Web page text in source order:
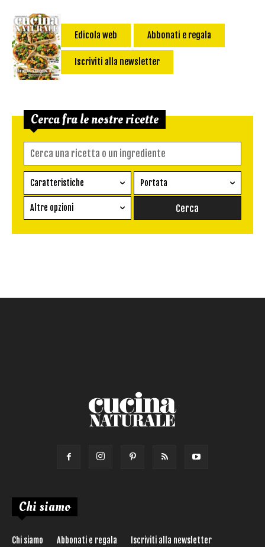
Edicola web Abbonati e regala
Iscriviti alla newsletter
Cerca fra le nostre ricette
Caratteristiche
Ricetta vegetariana
Senza glutine
Portata
Conserva
Altre opzioni
Chi siamo
Chi siamo Abbonati e regala Iscriviti alla newsletter